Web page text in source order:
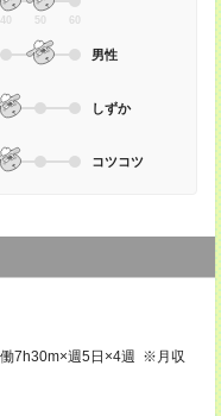
40 50 60
男性
しずか
コツコツ
7h30m×週5日×4週 ※月収